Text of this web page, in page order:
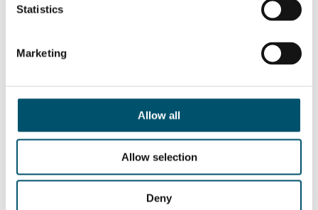
Statistics
Marketing
Allow all
Allow selection
Deny
processing
QUER SABER MAIS?
COMPARTILHAR ESTA HISTÓRIA